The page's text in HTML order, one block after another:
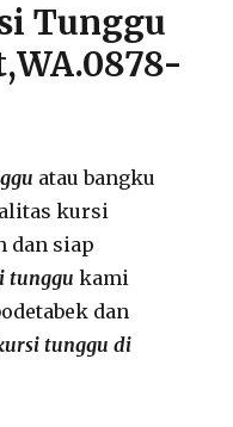
Tunggu
atau bangku
kursi
dan siap
tunggu kami
dan
tunggu di